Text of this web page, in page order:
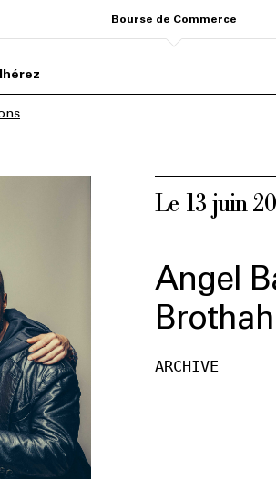
Bourse de Commerce
Le 13 juin
Angel
ARCHIVE